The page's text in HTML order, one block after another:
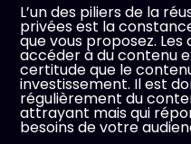
L’un des piliers de la
privées est la
que vous proposez.
accéder à du contenu
certitude que le
investissement. Il est
régulièrement du
attrayant mais qui
besoins de votre